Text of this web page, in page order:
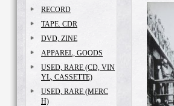
RECORD
TAPE. CDR
DVD, ZINE
APPAREL, GOODS
USED, RARE (CD, VIN
YL, CASSETTE)
USED, RARE (MERC
H)